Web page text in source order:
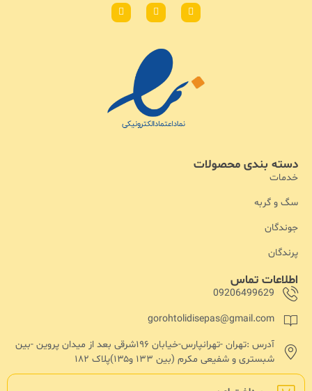
اطلاعات تماس
09206499629
gorohtolidisepas@gmail.com
آدرس :تهران -تهرانپارس-خیابان ۱۹۶شرقی بعد از میدان پروین -بین
شبستری و شفیعی مکرم (بین ۱۳۳ و۱۳۵)پلاک ۱۸۲
دسته بندی محصولات
خدمات
سگ و گربه
جوندگان
پرندگان